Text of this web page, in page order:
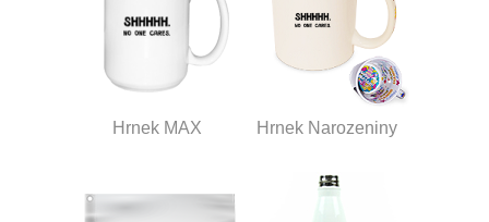
Hrnek MAX Hrnek Narozeniny